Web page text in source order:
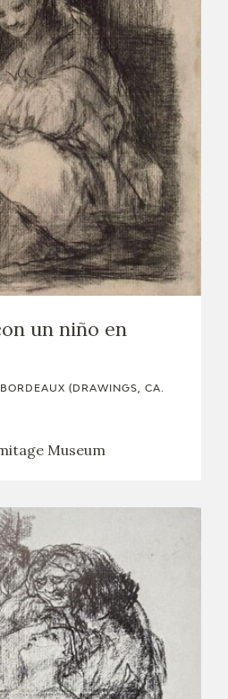
un niño en
(DRAWINGS, CA.
Museum